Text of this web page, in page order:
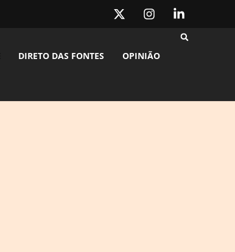
DIRETO DAS FONTES OPINIÃO